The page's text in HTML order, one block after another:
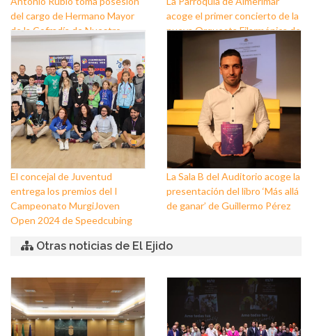
del cargo de Hermano Mayor
de la Cofradía de Nuestro
Padre Jesús Nazareno y
Nuestra Señora de los Dolores
de Balerma
acoge el primer concierto de la
nueva Orquesta Filarmónica de
El concejal de Juventud
entrega los premios del I
Campeonato MurgiJoven
Open 2024 de Speedcubing
La Sala B del Auditorio acoge la
presentación del libro ‘Más allá
de ganar’ de Guillermo Pérez
Otras noticias de El Ejido